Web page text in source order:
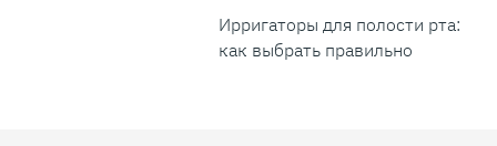
Ирригаторы для полости рта:
как выбрать правильно